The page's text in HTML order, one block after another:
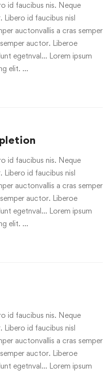
id faucibus nis. Neque
Libero id faucibus nisl
auctonvallis a cras semper
auctor. Liberoe
egetnval… Lorem ipsum
elit. …
id faucibus nis. Neque
Libero id faucibus nisl
auctonvallis a cras semper
auctor. Liberoe
egetnval… Lorem ipsum
elit. …
id faucibus nis. Neque
Libero id faucibus nisl
auctonvallis a cras semper
auctor. Liberoe
egetnval… Lorem ipsum